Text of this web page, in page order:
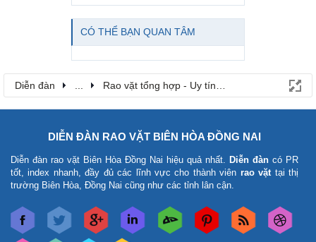
CÓ THỂ BẠN QUAN TÂM
Diễn đàn Rao vặt tổng hợp - Uy tín - Miễn phí
DIỄN ĐÀN RAO VẶT BIÊN HÒA ĐỒNG NAI
Diễn đàn rao vặt Biên Hòa Đồng Nai hiệu quả nhất. Diễn đàn có PR
tốt, index nhanh, đầy đủ các lĩnh vực cho thành viên rao vặt tại thị
trường Biên Hòa, Đồng Nai cũng như các tỉnh lân cận.